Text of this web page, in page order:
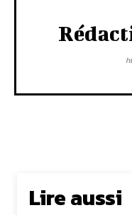
Lire aussi